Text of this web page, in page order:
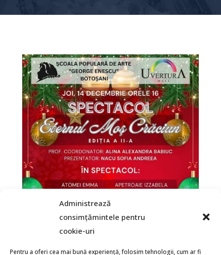
Administrează
consimțămintele pentru
cookie-uri
Pentru a oferi cea mai bună experiență, folosim tehnologii, cum ar fi